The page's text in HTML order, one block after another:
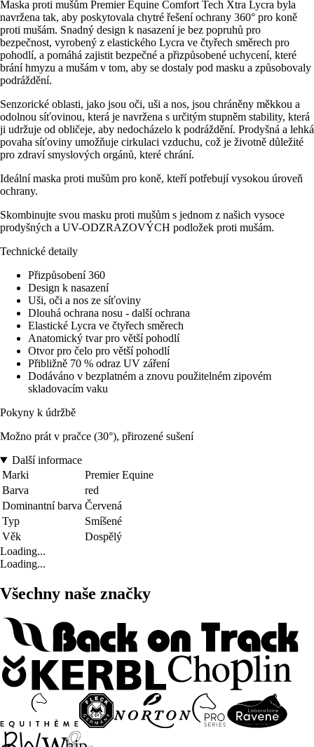
Maska proti mušům Premier Equine Comfort Tech Xtra Lycra byla
navržena tak, aby poskytovala chytré řešení ochrany 360° pro koně
proti mušám. Snadný design k nasazení je bez popruhů pro
bezpečnost, vyrobený z elastického Lycra ve čtyřech směrech pro
pohodlí, a pomáhá zajistit bezpečné a přizpůsobené uchycení, které
brání hmyzu a mušám v tom, aby se dostaly pod masku a způsobovaly
podráždění.
Senzorické oblasti, jako jsou oči, uši a nos, jsou chráněny měkkou a
odolnou síťovinou, která je navržena s určitým stupněm stability, která
ji udržuje od obličeje, aby nedocházelo k podráždění. Prodyšná a lehká
povaha síťoviny umožňuje cirkulaci vzduchu, což je životně důležité
pro zdraví smyslových orgánů, které chrání.
Ideální maska proti mušům pro koně, kteří potřebují vysokou úroveň
ochrany.
Skombinujte svou masku proti mušům s jednom z našich vysoce
prodyšných a UV-ODZRAZOVÝCH podložek proti mušám.
Technické detaily
Přizpůsobení 360
Design k nasazení
Uši, oči a nos ze síťoviny
Dlouhá ochrana nosu - další ochrana
Elastické Lycra ve čtyřech směrech
Anatomický tvar pro větší pohodlí
Otvor pro čelo pro větší pohodlí
Přibližně 70 % odraz UV záření
Dodáváno v bezplatném a znovu použitelném zipovém
skladovacím vaku
Pokyny k údržbě
Možno prát v pračce (30°), přirozené sušení
Další informace
Marki
Premier Equine
Barva
red
Dominantní barva Červená
Typ
Smíšené
Věk
Dospělý
Loading...
Loading...
Všechny naše značky